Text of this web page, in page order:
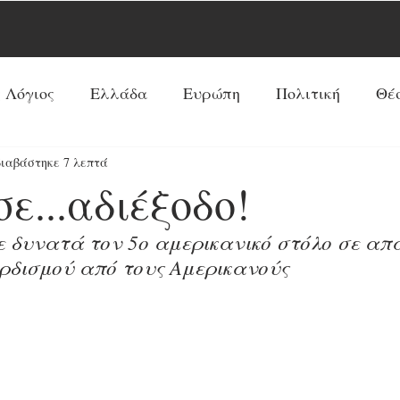
Ελλάδα Ευρώπη Πολιτική
Νέα Τάξη Πραγμάτων
Ρεπορτάζ Κόσμος Αντί-Νέα Τάξη
7 λεπτά
δυνατά τον 5ο αμερικανικό στόλο σε
από τους Αμερικανούς